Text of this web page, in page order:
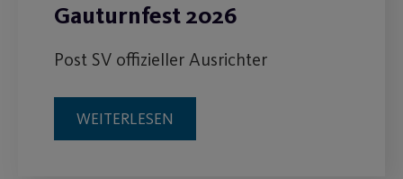
Gauturnfest 2026
Post SV offizieller Ausrichter
WEITERLESEN